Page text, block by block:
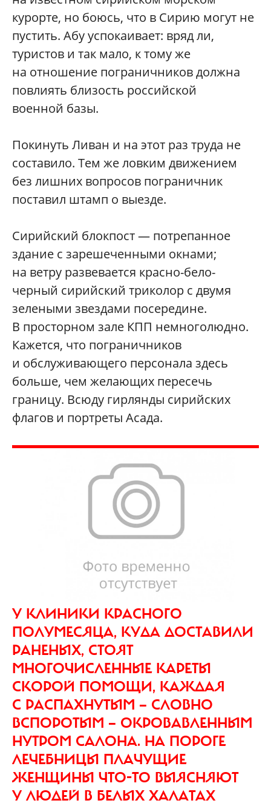
курорте, но боюсь, что в Сирию могут не
пустить. Абу успокаивает: вряд ли,
туристов и так мало, к тому же
на отношение пограничников должна
повлиять близость российской
военной базы.
Покинуть Ливан и на этот раз труда не
составило. Тем же ловким движением
без лишних вопросов пограничник
поставил штамп о выезде.
Сирийский блокпост — потрепанное
здание с зарешеченными окнами;
на ветру развевается красно-бело-
черный сирийский триколор с двумя
зелеными звездами посередине.
В просторном зале КПП немноголюдно.
Кажется, что пограничников
и обслуживающего персонала здесь
больше, чем желающих пересечь
границу. Всюду гирлянды сирийских
флагов и портреты Асада.
У КЛИНИКИ КРАСНОГО
ПОЛУМЕСЯЦА, КУДА ДОСТАВИЛИ
РАНЕНЫХ, СТОЯТ
МНОГОЧИСЛЕННЫЕ КАРЕТЫ
СКОРОЙ ПОМОЩИ, КАЖДАЯ
С РАСПАХНУТЫМ — СЛОВНО
ВСПОРОТЫМ — ОКРОВАВЛЕННЫМ
НУТРОМ САЛОНА. НА ПОРОГЕ
ЛЕЧЕБНИЦЫ ПЛАЧУЩИЕ
ЖЕНЩИНЫ ЧТО-ТО ВЫЯСНЯЮТ
У ЛЮДЕЙ В БЕЛЫХ ХАЛАТАХ